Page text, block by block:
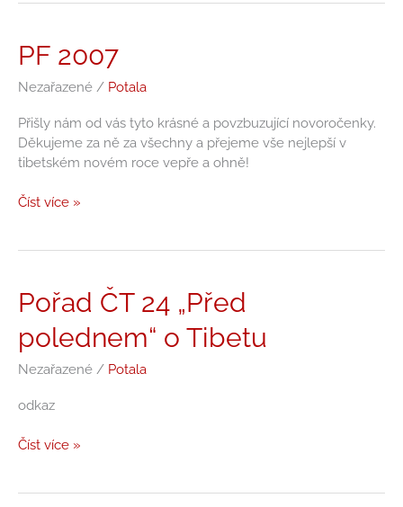
PF 2007
Nezařazené / Potala
Přišly nám od vás tyto krásné a povzbuzující novoročenky.
Děkujeme za ně za všechny a přejeme vše nejlepší v
tibetském novém roce vepře a ohně!
PF
2007
Číst více »
Pořad ČT 24 „Před
polednem“ o Tibetu
Nezařazené / Potala
odkaz
Pořad
ČT
24
„Před
polednem“
Tibetu
Číst více »